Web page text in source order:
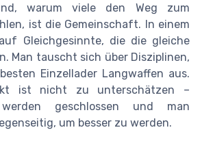
warum viele den Weg zum
ist die Gemeinschaft. In einem
Gleichgesinnte, die die gleiche
Man tauscht sich über Disziplinen,
Einzellader Langwaffen aus.
ist nicht zu unterschätzen –
werden geschlossen und man
um besser zu werden.